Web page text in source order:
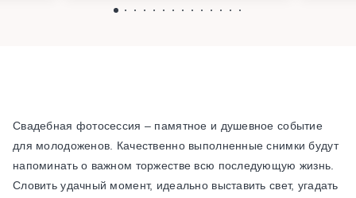
Свадебная фотосессия – памятное и душевное событие
для молодоженов. Качественно выполненные снимки будут
напоминать о важном торжестве всю последующую жизнь.
Словить удачный момент, идеально выставить свет, угадать